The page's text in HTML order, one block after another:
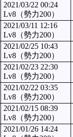
2021/03/22 00:24
Lv8（勢力200）
2021/03/11 12:16
Lv8（勢力200）
2021/02/25 10:43
Lv8（勢力200）
2021/02/23 22:30
Lv8（勢力200）
2021/02/22 03:35
Lv8（勢力200）
2021/02/15 08:39
Lv8（勢力200）
2021/01/26 14:24